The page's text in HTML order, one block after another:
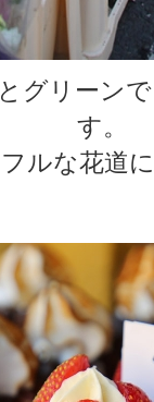
グリーン
す。
ルな花道